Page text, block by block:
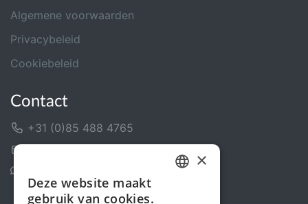
Algemene voorwaarden
Privacybeleid
Cookiebeleid
Contact
+31 (0)85 488 4765
×
Deze website maakt
gebruik van cookies.